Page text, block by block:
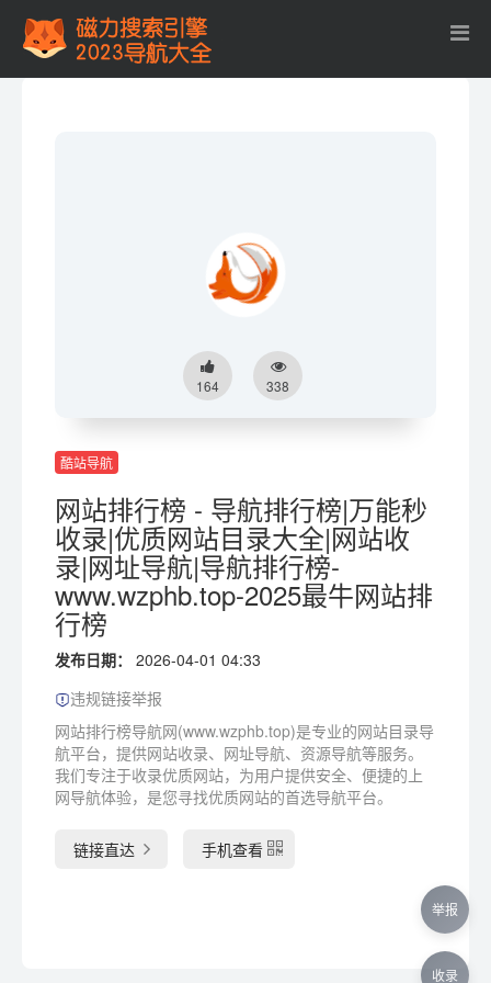
164 338
酷站导航
网站排行榜 - 导航排行榜|万能秒
收录|优质网站目录大全|网站收
录|网址导航|导航排行榜-
www.wzphb.top-2025最牛网站排
行榜
发布日期：
2026-04-01 04:33
违规链接举报
网站排行榜导航网(www.wzphb.top)是专业的网站目录导
航平台，提供网站收录、网址导航、资源导航等服务。
我们专注于收录优质网站，为用户提供安全、便捷的上
网导航体验，是您寻找优质网站的首选导航平台。
链接直达 手机查看
举报
收录